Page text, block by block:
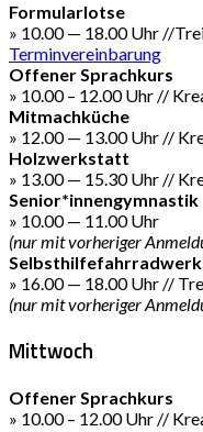
Formularlotse
» 10.00 — 18.00 Uhr //
Terminvereinbarung
Offener Sprachkurs
» 10.00 – 12.00 Uhr //
Mitmachküche
» 12.00 — 13.00 Uhr //
Holzwerkstatt
» 13.00 — 15.30 Uhr //
Senior*innengymnastik
» 10.00 — 11.00 Uhr
(nur mit vorheriger
» 16.00 — 18.00 Uhr //
(nur mit vorheriger
Mittwoch
Offener Sprachkurs
» 10.00 – 12.00 Uhr //